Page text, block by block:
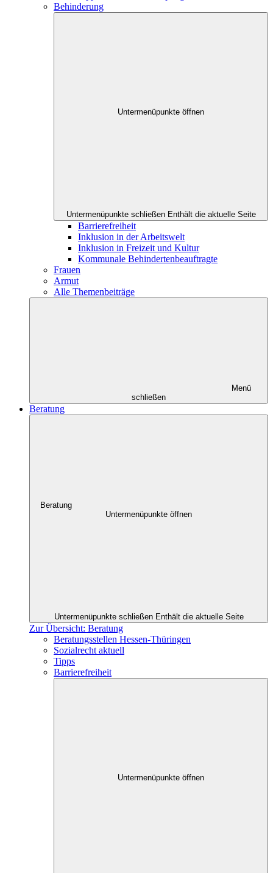
Behinderung
Untermenüpunkte öffnen
Untermenüpunkte schließen Enthält die aktuelle Seite
Barrierefreiheit
Inklusion in der Arbeitswelt
Inklusion in Freizeit und Kultur
Kommunale Behindertenbeauftragte
Frauen
Armut
Alle Themenbeiträge
Menü
schließen
Beratung
Beratung
Untermenüpunkte öffnen
Untermenüpunkte schließen Enthält die aktuelle Seite
Zur Übersicht: Beratung
Beratungsstellen Hessen-Thüringen
Sozialrecht aktuell
Tipps
Barrierefreiheit
Untermenüpunkte öffnen